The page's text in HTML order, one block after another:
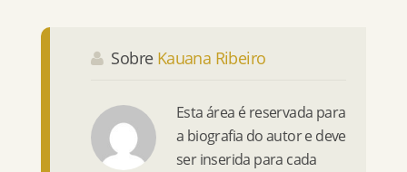
Sobre Kauana Ribeiro
Esta área é reservada para
a biografia do autor e deve
ser inserida para cada